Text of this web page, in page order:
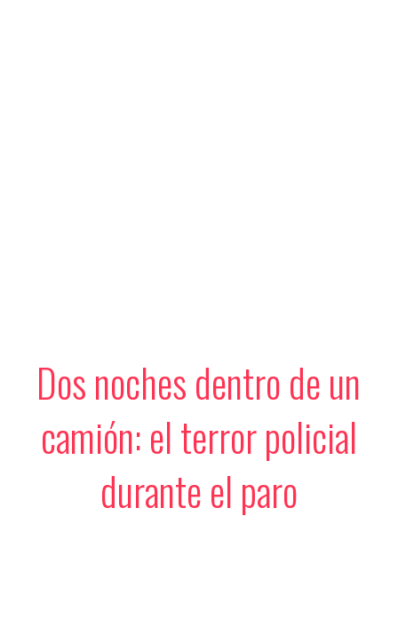
Dos noches dentro de un
camión: el terror policial
durante el paro